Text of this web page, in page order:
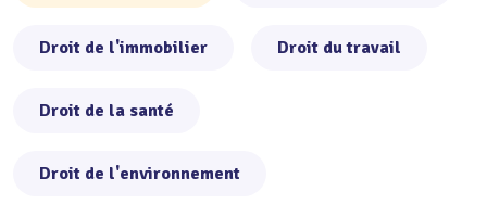
Droit de l'immobilier Droit du travail
Droit de la santé
Droit de l'environnement